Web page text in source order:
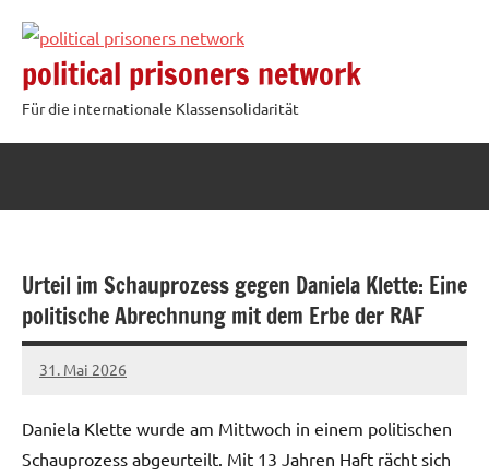
Inhalt
springen
political prisoners network
Für die internationale Klassensolidarität
Urteil im Schauprozess gegen Daniela Klette: Eine
politische Abrechnung mit dem Erbe der RAF
31. Mai 2026
network
Daniela Klette wurde am Mittwoch in einem politischen
Schauprozess abgeurteilt. Mit 13 Jahren Haft rächt sich